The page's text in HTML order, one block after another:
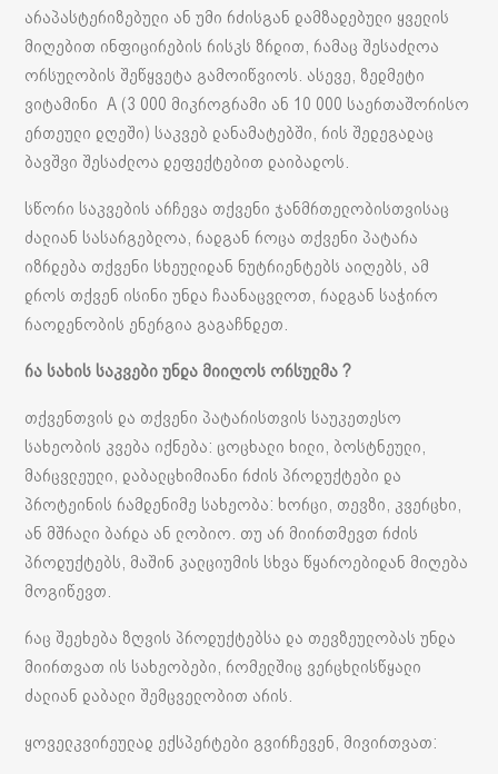
არაპასტერიზებული ან უმი რძისგან დამზადებული ყველის
მიღებით ინფიცირების რისკს ზრდით, რამაც შესაძლოა
ორსულობის შეწყვეტა გამოიწვიოს. ასევე, ზედმეტი
ვიტამინი A (3 000 მიკროგრამი ან 10 000 საერთაშორისო
ერთეული დღეში) საკვებ დანამატებში, რის შედეგადაც
ბავშვი შესაძლოა დეფექტებით დაიბადოს.
სწორი საკვების არჩევა თქვენი ჯანმრთელობისთვისაც
ძალიან სასარგებლოა, რადგან როცა თქვენი პატარა
იზრდება თქვენი სხეულიდან ნუტრიენტებს აიღებს, ამ
დროს თქვენ ისინი უნდა ჩაანაცვლოთ, რადგან საჭირო
რაოდენობის ენერგია გაგაჩნდეთ.
რა სახის საკვები უნდა მიიღოს ორსულმა ?
თქვენთვის და თქვენი პატარისთვის საუკეთესო
სახეობის კვება იქნება: ცოცხალი ხილი, ბოსტნეული,
მარცვლეული, დაბალცხიმიანი რძის პროდუქტები და
პროტეინის რამდენიმე სახეობა: ხორცი, თევზი, კვერცხი,
ან მშრალი ბარდა ან ლობიო. თუ არ მიირთმევთ რძის
პროდუქტებს, მაშინ კალციუმის სხვა წყაროებიდან მიღება
მოგიწევთ.
რაც შეეხება ზღვის პროდუქტებსა და თევზეულობას უნდა
მიირთვათ ის სახეობები, რომელშიც ვერცხლისწყალი
ძალიან დაბალი შემცველობით არის.
ყოველკვირეულად ექსპერტები გვირჩევენ, მივირთვათ: